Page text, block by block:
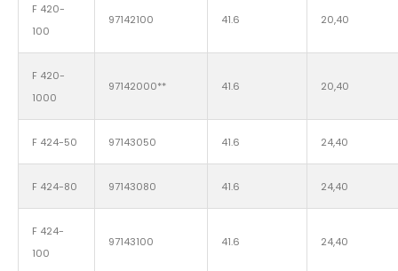
F 420-
100
97142100 41.6 20,40
F 420-
1000
97142000** 41.6 20,40
F 424-50 97143050 41.6 24,40
F 424-80 97143080 41.6 24,40
F 424-
100
97143100 41.6 24,40